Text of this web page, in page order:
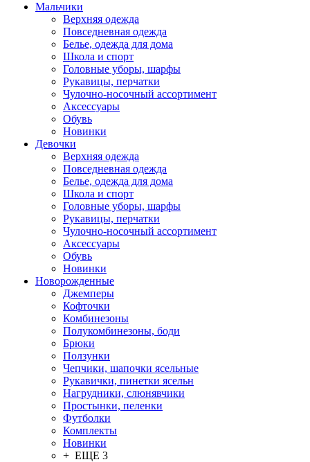
Мальчики
Верхняя одежда
Повседневная одежда
Белье, одежда для дома
Школа и спорт
Головные уборы, шарфы
Рукавицы, перчатки
Чулочно-носочный ассортимент
Аксессуары
Обувь
Новинки
Девочки
Верхняя одежда
Повседневная одежда
Белье, одежда для дома
Школа и спорт
Головные уборы, шарфы
Рукавицы, перчатки
Чулочно-носочный ассортимент
Аксессуары
Обувь
Новинки
Новорожденные
Джемперы
Кофточки
Комбинезоны
Полукомбинезоны, боди
Брюки
Ползунки
Чепчики, шапочки ясельные
Рукавички, пинетки ясельн
Нагрудники, слюнявчики
Простынки, пеленки
Футболки
Комплекты
Новинки
+ ЕЩЕ 3